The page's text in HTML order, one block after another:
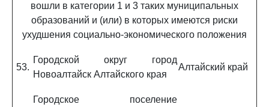
вошли в категории 1 и 3 таких муниципальных
образований и (или) в которых имеются риски
ухудшения социально-экономического положения
53.
Городской округ город
Новоалтайск Алтайского края
Алтайский край
Городское поселение